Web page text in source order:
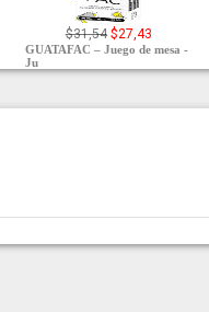
$31,54 $27,43
GUATAFAC – Juego de mesa -
Ju